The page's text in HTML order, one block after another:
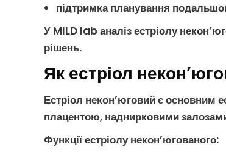
підтримка планування
У MILD lab аналіз естріолу
рішень.
Як естріол
Естріол некон’юговийє основним
плацентою, наднирковими
Функції естріолу некон’югованого: